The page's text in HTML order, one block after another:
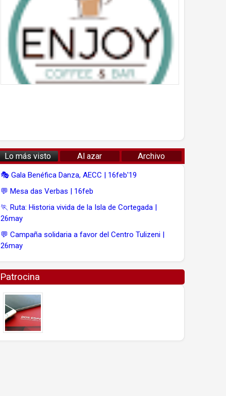
Lo más visto Al azar Archivo
🎭 Gala Benéfica Danza, AECC | 16feb'19
💬 Mesa das Verbas | 16feb
🏃 Ruta: Historia vivida de la Isla de Cortegada |
26may
💬 Campaña solidaria a favor del Centro Tulizeni |
26may
Patrocina